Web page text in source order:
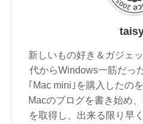
新しいもの好き＆ガジェ
代からWindows一筋だっ
｢Mac mini｣を購入したの
Macのブログを書き始め
を取得し、出来る限り早